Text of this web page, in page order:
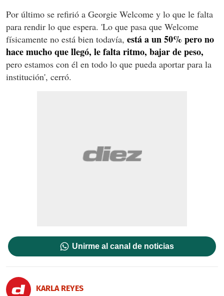
Por último se refirió a Georgie Welcome y lo que le falta
para rendir lo que espera. 'Lo que pasa que Welcome
físicamente no está bien todavía, está a un 50% pero no
hace mucho que llegó, le falta ritmo, bajar de peso,
pero estamos con él en todo lo que pueda aportar para la
institución', cerró.
Unirme al canal de noticias
KARLA REYES